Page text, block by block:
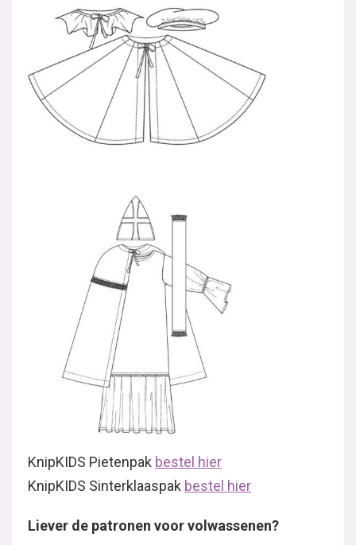
KnipKIDS Pietenpak bestel hier
KnipKIDS Sinterklaaspak bestel hier
Liever de patronen voor volwassenen?